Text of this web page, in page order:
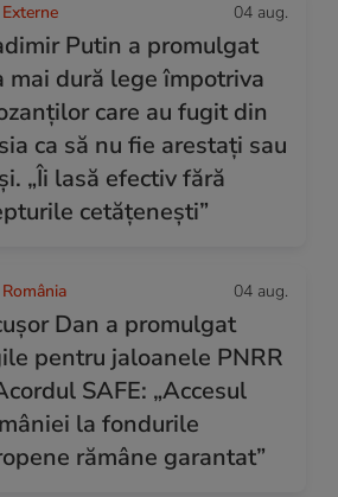
04 aug.
Putin a promulgat
mai dură lege împotriva
care au fugit din
ca să nu fie arestați sau
„Îi lasă efectiv fără
cetățenești”
04 aug.
Dan a promulgat
pentru jaloanele PNRR
SAFE: „Accesul
la fondurile
rămâne garantat”